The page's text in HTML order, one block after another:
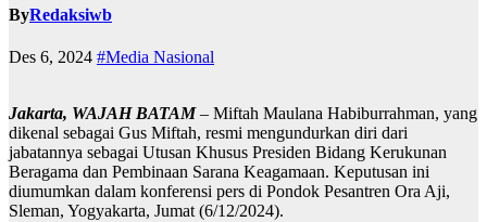
ByRedaksiwb
Des 6, 2024 #Media Nasional
Jakarta, WAJAH BATAM– Miftah Maulana Habiburrahman, yang
dikenal sebagai Gus Miftah, resmi mengundurkan diri dari
jabatannya sebagai Utusan Khusus Presiden Bidang Kerukunan
Beragama dan Pembinaan Sarana Keagamaan. Keputusan ini
diumumkan dalam konferensi pers di Pondok Pesantren Ora Aji,
Sleman, Yogyakarta, Jumat (6/12/2024).